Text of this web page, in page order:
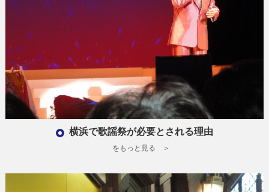
横浜で歌謡祭が必要とされる理由
をもっと見る ＞